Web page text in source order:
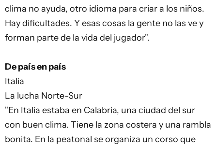
clima no ayuda, otro idioma para criar a los niños.
Hay dificultades. Y esas cosas la gente no las ve y
forman parte de la vida del jugador".
De país en país
Italia
La lucha Norte-Sur
"En Italia estaba en Calabria, una ciudad del sur
con buen clima. Tiene la zona costera y una rambla
bonita. En la peatonal se organiza un corso que